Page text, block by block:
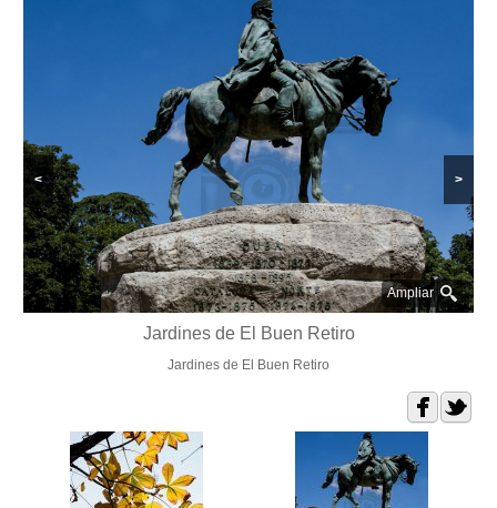
Ampliar
< >
Jardines de El Buen Retiro
Jardines de El Buen Retiro